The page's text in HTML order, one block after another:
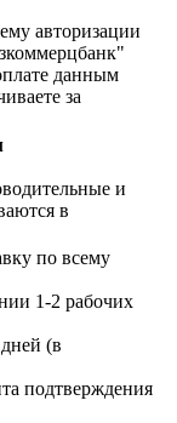
авторизации
данным
за
и
в
по всему
1-2 рабочих
(в
подтверждения